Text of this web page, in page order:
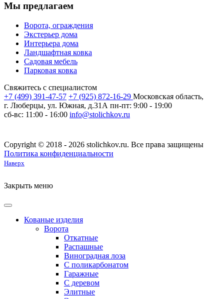
Мы предлагаем
Ворота, ограждения
Экстерьер дома
Интерьера дома
Ландшафтная ковка
Садовая мебель
Парковая ковка
Свяжитесь с специалистом
+7 (499) 391-47-57 +7 (925) 872-16-29 Московская область,
г. Люберцы, ул. Южная, д.31А пн-пт: 9:00 - 19:00
сб-вс: 11:00 - 16:00 info@stolichkov.ru
Copyright © 2018 - 2026 stolichkov.ru. Все права защищены
Политика конфиденциальности
Наверх
Закрыть меню
Кованые изделия
Ворота
Откатные
Распашные
Виноградная лоза
С поликарбонатом
Гаражные
С деревом
Элитные